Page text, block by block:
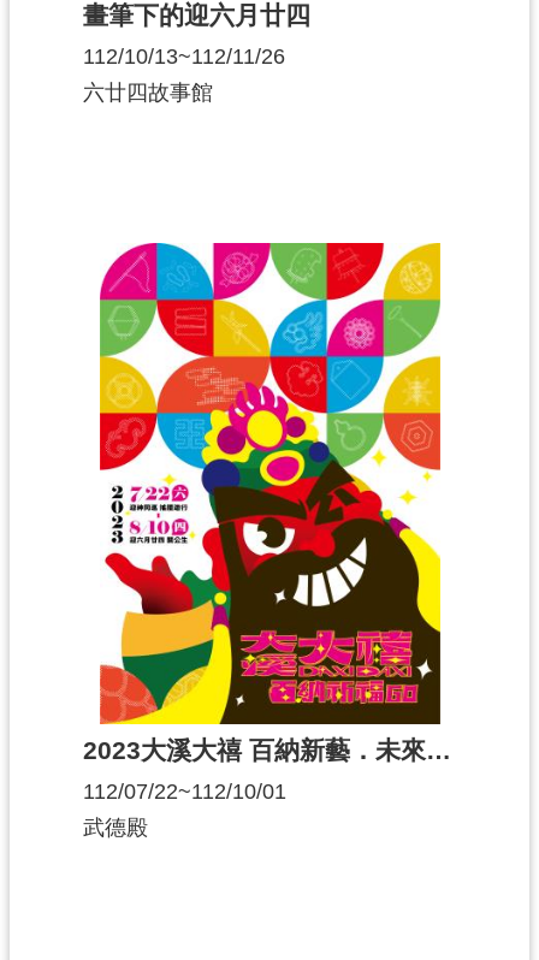
畫筆下的迎六月廿四
112/10/13~112/11/26
六廿四故事館
2023大溪大禧 百納新藝．未來之境
112/07/22~112/10/01
武德殿